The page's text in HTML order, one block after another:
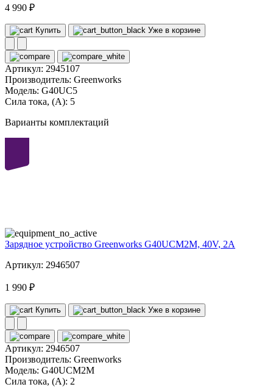
4 990 ₽
Купить Уже в корзине
Артикул: 2945107
Производитель: Greenworks
Модель: G40UC5
Сила тока, (А): 5
Варианты комплектаций
Зарядное устройство Greenworks G40UCM2M, 40V, 2A
Артикул: 2946507
1 990 ₽
Купить Уже в корзине
Артикул: 2946507
Производитель: Greenworks
Модель: G40UCM2M
Сила тока, (А): 2